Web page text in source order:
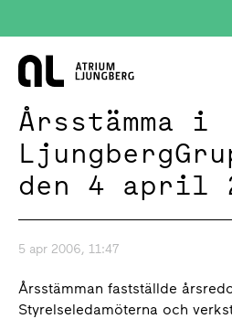
Hem
Årsstämma i
den 4 april
5 apr 2006, 11:47
Årsstämman fastställde
Styrelseledamöterna och